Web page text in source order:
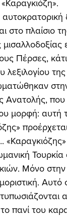
στο πλαίσιο
Πέρσες,
Ανατολής,
μορφή: αυτή
Μόνο στην
πανί του